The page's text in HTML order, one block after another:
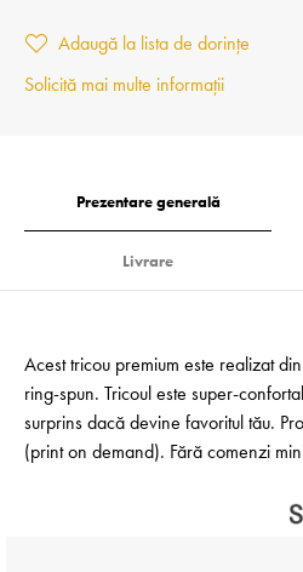
Adaugă la lista de dorințe
Solicită mai multe informații
Prezentare generală
Livrare
Acest tricou premium este realizat
ring-spun. Tricoul este super-
surprins dacă devine favoritul tău.
(print on demand). Fără comenzi